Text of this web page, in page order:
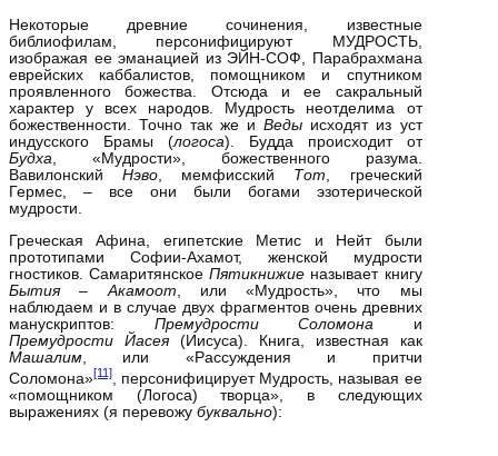
Некоторые древние сочинения, известные
библиофилам, персонифицируют МУДРОСТЬ,
изображая ее эманацией из ЭЙН‑СОФ, Парабрахмана
еврейских каббалистов, помощником и спутником
проявленного божества. Отсюда и ее сакральный
характер у всех народов. Мудрость неотделима от
божественности. Точно так же иВеды исходят из уст
индусского Брамы (логоса). Будда происходит от
Будха, «Мудрости», божественного разума.
ВавилонскийНэво, мемфисский Тот, греческий
Гермес, – все они были богами эзотерической
мудрости.
Греческая Афина, египетские Метис и Нейт были
прототипами Софии‑Ахамот, женской мудрости
гностиков. СамаритянскоеПятикнижие называет книгу
Бытия – Акамоот, или «Мудрость», что мы
наблюдаем и в случае двух фрагментов очень древних
манускриптов: Премудрости Соломона и
Премудрости Йасея(Иисуса). Книга, известная как
Машалим, или «Рассуждения и притчи
Соломона»[11]
персонифицирует Мудрость, называя ее
«помощником (Логоса) творца», в следующих
выражениях (я перевожу буквально):